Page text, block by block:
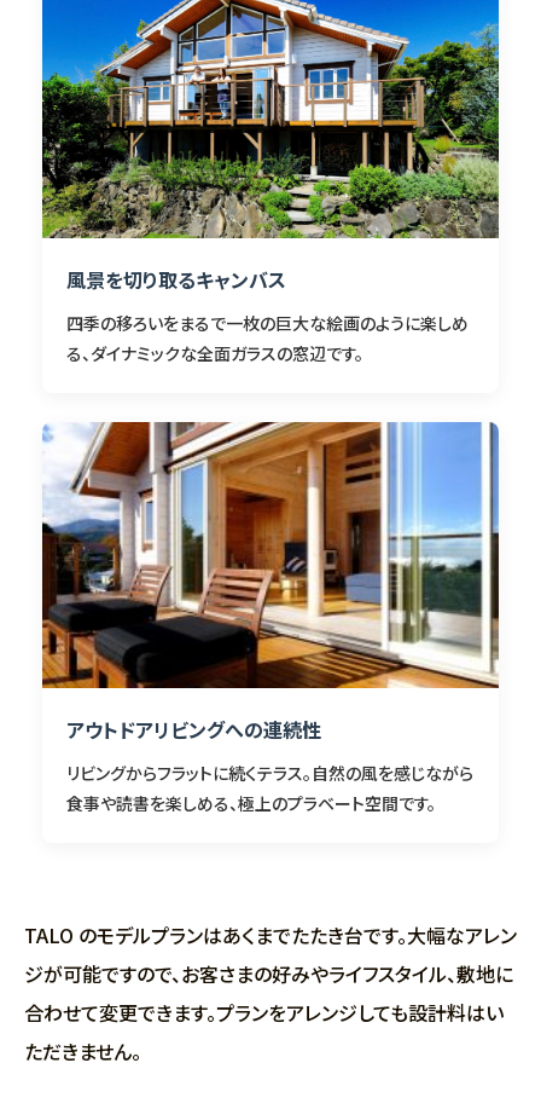
風景を切り取るキャンバス
四季の移ろいをまるで一枚の巨大な絵画のように楽しめ
る、ダイナミックな全面ガラスの窓辺です。
アウトドアリビングへの連続性
リビングからフラットに続くテラス。自然の風を感じながら
食事や読書を楽しめる、極上のプラベート空間です。
TALO のモデルプランはあくまでたたき台です。⼤幅なアレン
ジが可能ですので、お客さまの好みやライフスタイル、敷地に
合わせて変更できます。プランをアレンジしても設計料はい
ただきません。